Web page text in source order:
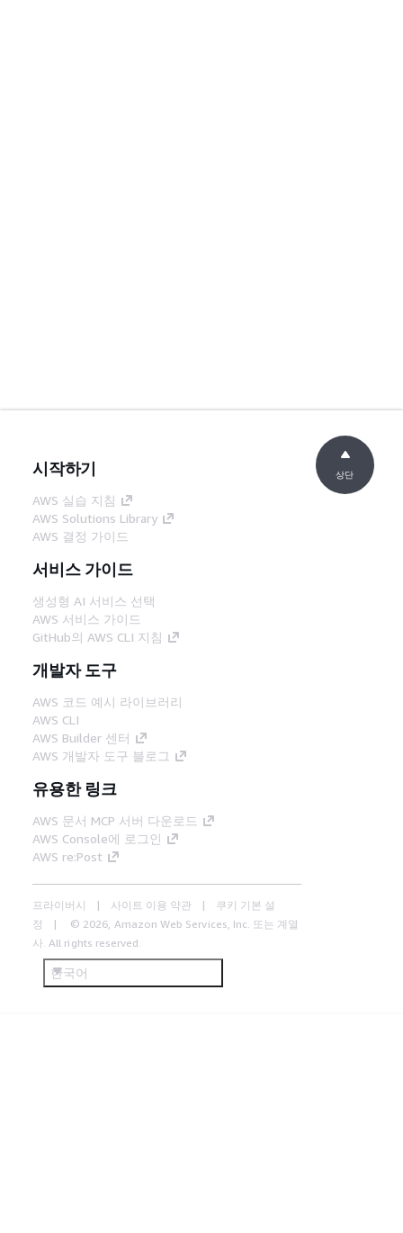
시작하기
AWS 실습 지침
AWS Solutions Library
AWS 결정 가이드
서비스 가이드
생성형 AI 서비스 선택
AWS 서비스 가이드
GitHub의 AWS CLI 지침
개발자 도구
AWS 코드 예시 라이브러리
AWS CLI
AWS Builder 센터
AWS 개발자 도구 블로그
유용한 링크
AWS 문서 MCP 서버 다운로드
AWS Console에 로그인
AWS re:Post
프라이버시 사이트 이용 약관
쿠키 기본 설
정
© 2026, Amazon Web Services, Inc. 또는 계열
사. All rights reserved.
한국어
상단